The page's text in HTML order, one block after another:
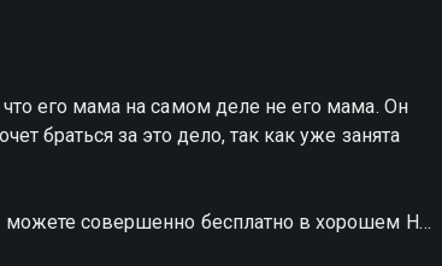
его мама на самом деле не его мама. Он
браться за это дело, так как уже занята
совершенно бесплатно в хорошем HD